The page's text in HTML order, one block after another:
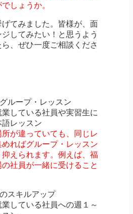
しょうか。
てみました。皆様が、面
してみたい！と思うよう
、ぜひ一度ご相談くださ
ループ・レッスン
している社員や実習生に
レッスン
が違っていても、同じレ
ればグループ・レッスン
えられます。例えば、福
社員が一緒に受けること
スキルアップ
している社員への週１～